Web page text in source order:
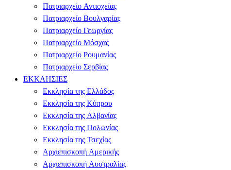
Πατριαρχείο Αντιοχείας
Πατριαρχείο Βουλγαρίας
Πατριαρχείο Γεωργίας
Πατριαρχείο Μόσχας
Πατριαρχείο Ρουμανίας
Πατριαρχείο Σερβίας
ΕΚΚΛΗΣΙΕΣ
Εκκλησία της Ελλάδος
Εκκλησία της Κύπρου
Εκκλησία της Αλβανίας
Εκκλησία της Πολωνίας
Εκκλησία της Τσεχίας
Αρχιεπισκοπή Αμερικής
Αρχιεπισκοπή Αυστραλίας